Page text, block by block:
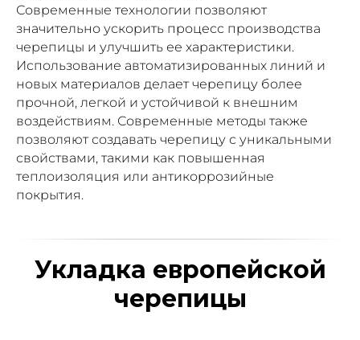
Современные технологии позволяют
значительно ускорить процесс производства
черепицы и улучшить ее характеристики.
Использование автоматизированных линий и
новых материалов делает черепицу более
прочной, легкой и устойчивой к внешним
воздействиям. Современные методы также
позволяют создавать черепицу с уникальными
свойствами, такими как повышенная
теплоизоляция или антикоррозийные
покрытия.
Укладка европейской
черепицы